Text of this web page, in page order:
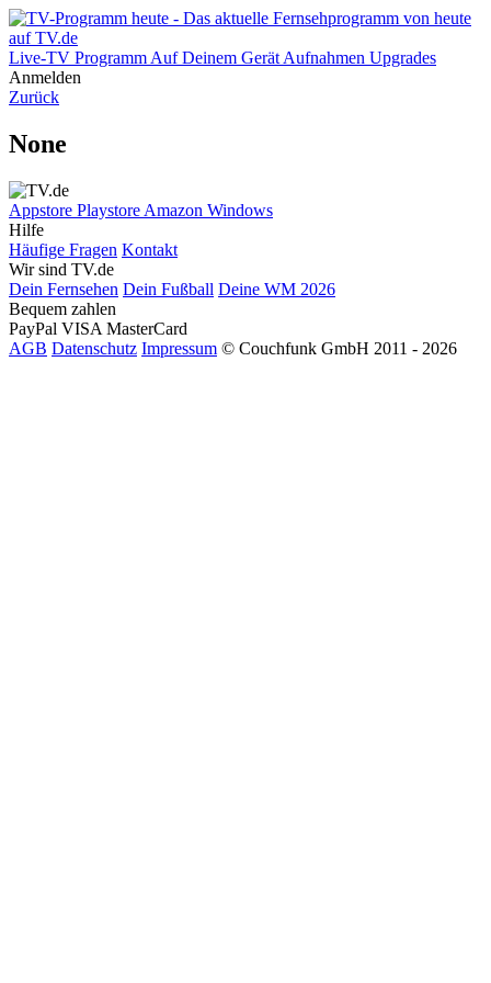
Live-TV Programm Auf Deinem Gerät Aufnahmen Upgrades
Anmelden
Zurück
None
Appstore Playstore Amazon Windows
Hilfe
Häufige Fragen Kontakt
Wir sind TV.de
Dein Fernsehen Dein Fußball Deine WM 2026
Bequem zahlen
PayPal VISA MasterCard
AGB Datenschutz Impressum © Couchfunk GmbH 2011 - 2026